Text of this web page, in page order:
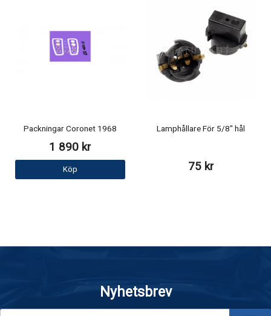
Packningar Coronet 1968
1 890 kr
Köp
Lamphållare För 5/8" hål
75 kr
Nyhetsbrev